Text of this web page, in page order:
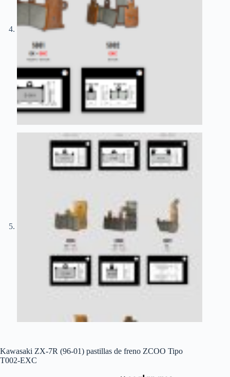
Kawasaki ZX-7R (96-01) pastillas de freno ZCOO Tipo
T002-EXC